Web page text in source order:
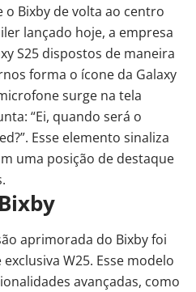
o Bixby de volta ao centro
lançado hoje, a empresa
S25 dispostos de maneira
forma o ícone da Galaxy
surge na tela
“Ei, quando será o
Esse elemento sinaliza
uma posição de destaque
aprimorada do Bixby foi
W25. Esse modelo
avançadas, como